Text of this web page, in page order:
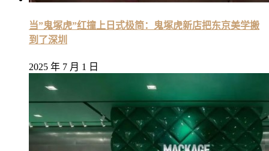
当”鬼塚虎”红撞上日式极简：鬼塚虎新店把东京美学搬
到了深圳
2025 年 7 月 1 日